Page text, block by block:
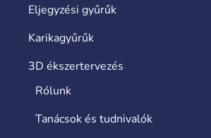
Eljegyzési gyűrűk
Karikagyűrűk
3D ékszertervezés
Rólunk
Tanácsok és tudnivalók